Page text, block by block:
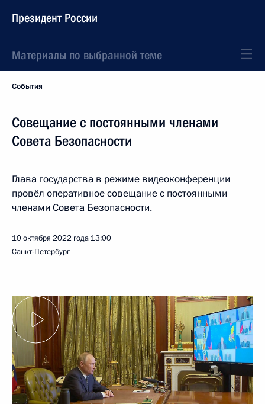
Президент России
Материалы по выбранной теме
События
Cовещание с постоянными членами
Совета Безопасности
Глава государства в режиме видеоконференции
провёл оперативное совещание с постоянными
членами Совета Безопасности.
10 октября 2022 года 13:00
Санкт-Петербург